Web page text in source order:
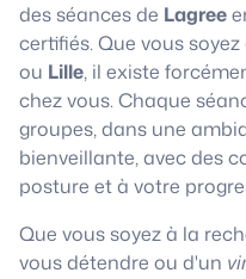
des séances de Lagree
certifiés. Que vous soyez
ou Lille, il existe
chez vous. Chaque
groupes, dans une
bienveillante, avec des
posture et à votre
Que vous soyez à la
vous détendre ou d'un